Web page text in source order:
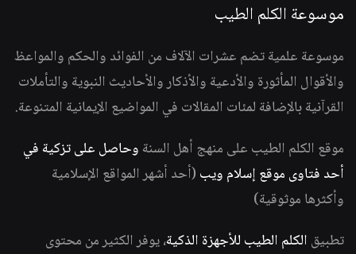
موسوعة الكلم الطيب
موسوعة علمية تضم عشرات الآلاف من الفوائد والحكم والمواعظ
والأقوال المأثورة والأدعية والأذكار والأحاديث النبوية والتأملات
القرآنية بالإضافة لمئات المقالات في المواضيع الإيمانية المتنوعة.
موقع الكلم الطيب على منهج أهل السنة وحاصل على تزكية في
أحد فتاوى موقع إسلام ويب (أحد أشهر المواقع الإسلامية
وأكثرها موثوقية)
تطبيق الكلم الطيب للأجهزة الذكية، يوفر الكثير من محتوى